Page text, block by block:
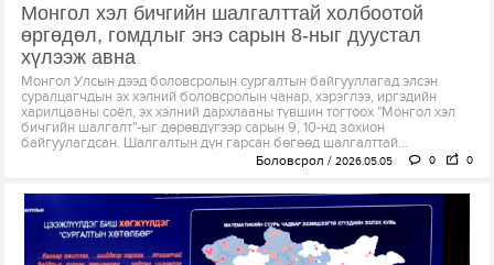
Монгол хэл бичгийн шалгалттай холбоотой
өргөдөл, гомдлыг энэ сарын 8-ныг дуустал
хүлээж авна
Монгол Улсын дээд боловсролын сургалтын байгууллагад элсэн
суралцагчдын эх хэлний боловсролын чанар, хэрэглээ, иргэдийн
харилцааны соёл, эх хэлний дархлааны түвшин тогтоох "Монгол хэл
бичгийн шалгалт"-ыг дөрөвдүгээр сарын 9, 10-нд зохион
байгуулагдсан. Шалгалтын дүн гарсан бөгөөд шалгалттай...
Боловсрол 2026.05.05 0 0